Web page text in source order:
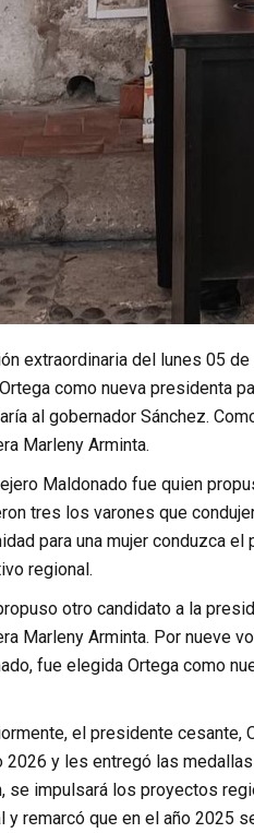
extraordinaria del lunes 05
como nueva presidenta
al gobernador Sánchez.
Marleny Arminta.
Maldonado fue quien
tres los varones que
para una mujer conduzca
regional.
otro candidato a la
Marleny Arminta. Por nueve
fue elegida Ortega como
el presidente cesante,
2026 y les entregó las
se impulsará los proyectos
y remarcó que en el año 2025